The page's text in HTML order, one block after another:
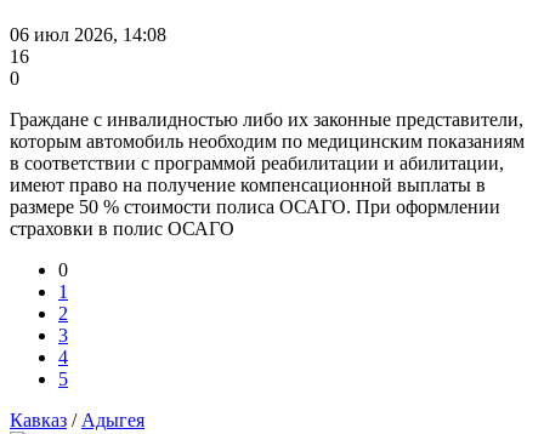
06 июл 2026, 14:08
16
0
Граждане с инвалидностью либо их законные представители,
которым автомобиль необходим по медицинским показаниям
в соответствии с программой реабилитации и абилитации,
имеют право на получение компенсационной выплаты в
размере 50 % стоимости полиса ОСАГО. При оформлении
страховки в полис ОСАГО
0
1
2
3
4
5
Кавказ / Адыгея